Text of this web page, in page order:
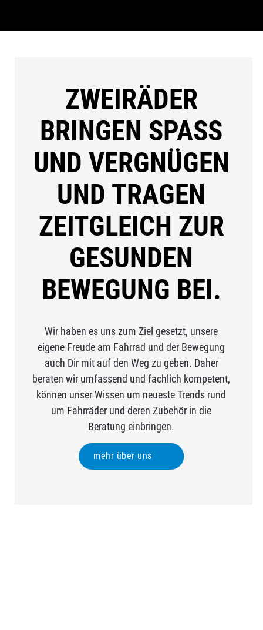
ZWEIRÄDER
BRINGEN SPASS U
ND VERGNÜGEN U
ND TRAGEN Z
EITGLEICH ZUR G
ESUNDEN B
EWEGUNG BEI.
Wir haben es uns zum Ziel gesetzt, unsere
eigene Freude am Fahrrad und der Bewegung
auch Dir mit auf den Weg zu geben. Daher
beraten wir umfassend und fachlich kompetent,
können unser Wissen um neueste Trends rund
um Fahrräder und deren Zubehör in die
Beratung einbringen.
mehr über uns